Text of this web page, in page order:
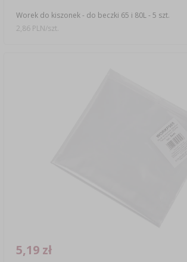
Worek do kiszonek - do beczki 65 i 80L - 5 szt.
2,86 PLN/szt.
5,19 zł